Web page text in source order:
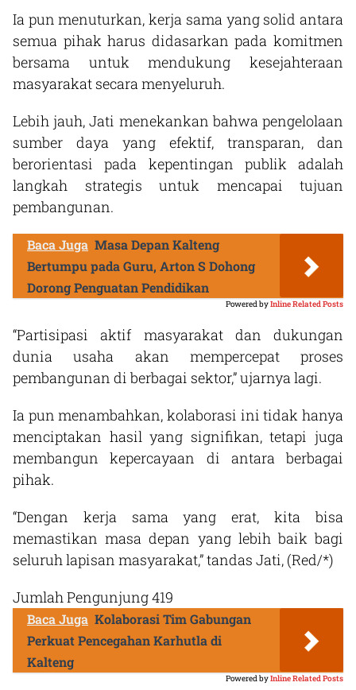
Ia pun menuturkan, kerja sama yang solid antara
semua pihak harus didasarkan pada komitmen
bersama untuk mendukung kesejahteraan
masyarakat secara menyeluruh.
Lebih jauh, Jati menekankan bahwa pengelolaan
sumber daya yang efektif, transparan, dan
berorientasi pada kepentingan publik adalah
langkah strategis untuk mencapai tujuan
pembangunan.
Baca Juga Masa Depan Kalteng
Bertumpu pada Guru, Arton S Dohong
Dorong Penguatan Pendidikan
Powered byInline Related Posts
“Partisipasi aktif masyarakat dan dukungan
dunia usaha akan mempercepat proses
pembangunan di berbagai sektor,” ujarnya lagi.
Ia pun menambahkan, kolaborasi ini tidak hanya
menciptakan hasil yang signifikan, tetapi juga
membangun kepercayaan di antara berbagai
pihak.
“Dengan kerja sama yang erat, kita bisa
memastikan masa depan yang lebih baik bagi
seluruh lapisan masyarakat,” tandas Jati, (Red/*)
Jumlah Pengunjung419
Baca Juga Kolaborasi Tim Gabungan
Perkuat Pencegahan Karhutla di
Kalteng
Powered byInline Related Posts